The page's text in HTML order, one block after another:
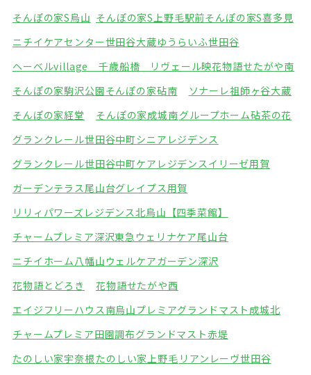
そんぽの家S烏山 そんぽの家S上野毛駅前そんぽの家S喜多見
ニチイケアセンター世田谷大蔵ゆうらいふ世田谷
ヘーベルvillage 千歳船橋 リヴェール映花物語せたがや南
そんぽの家駒沢公園そんぽの家砧南
ソナーレ祖師ヶ谷大蔵
そんぽの家経堂
そんぽの家成城南グループホーム砧茶の花
グランクレール世田谷中町シニアレジデンス
グランクレール世田谷中町ケアレジデンスイリーゼ用賀
ガーデンテラス尾山台グレイプス用賀
リリィパワーズレジデンス北烏山【四季菜館】
チャームプレミア深沢東急ウェリナケア尾山台
ニチイホーム八幡山 ウェルケアガーデン深沢
花物語とどろき
花物語せたがや西
エイジフリーハウス南烏山プレミアグランドマスト成城北
チャームプレミア田園調布グランドマスト赤堤
たのしい家宇奈根 たのしい家上野毛 リアンレーヴ世田谷